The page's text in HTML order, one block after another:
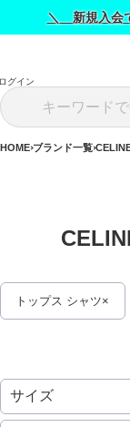
＼ 新規入会
グイン
HOME ブランド一覧
トップス シャツ
サイズ